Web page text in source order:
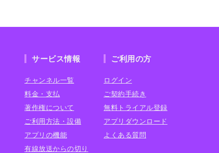
サービス情報
チャンネル一覧
料金・支払
著作権について
ご利用方法・設備
アプリの機能
有線放送からの切り
ご利用の方
ログイン
ご契約手続き
無料トライアル登録
アプリダウンロード
よくある質問